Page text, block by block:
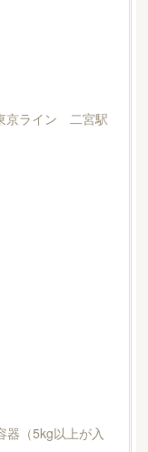
京ライン 二宮駅
器（5kg以上が入